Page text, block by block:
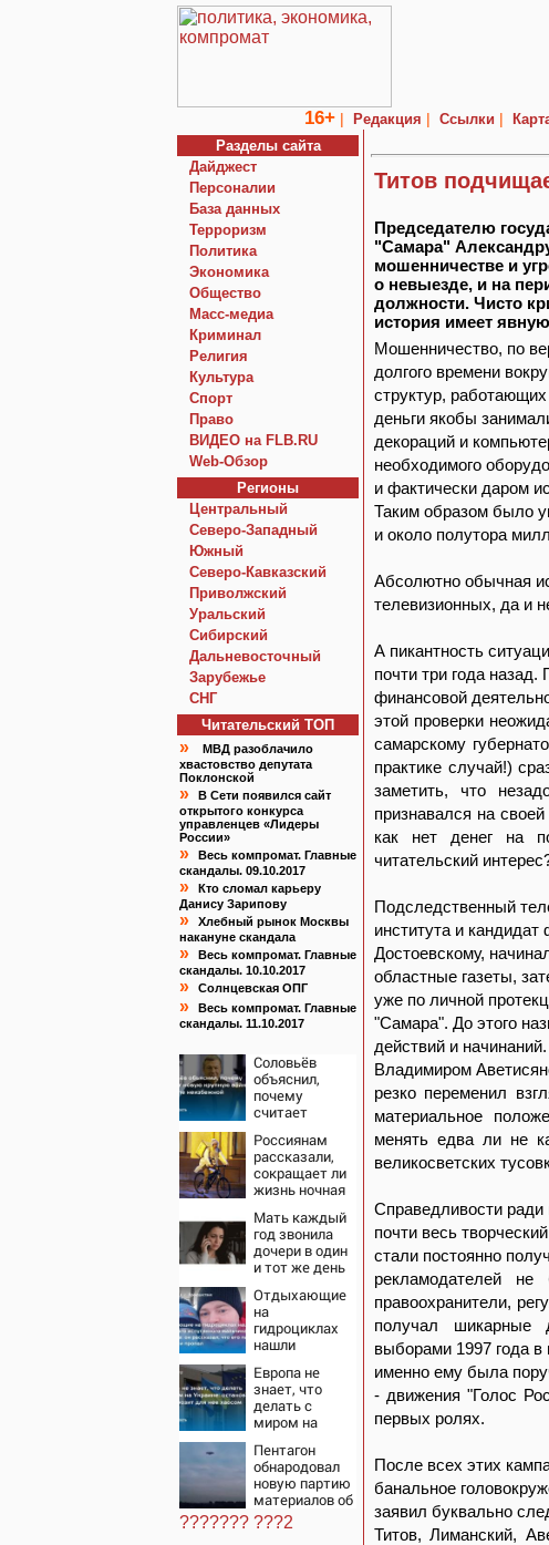
16+ | Редакция | Ссылки |
Разделы сайта
Дайджест
Персоналии
База данных
Терроризм
Политика
Экономика
Общество
Macc-медиа
Криминал
Религия
Культура
Спорт
Право
ВИДЕО на FLB.RU
Web-Обзор
Регионы
Центральный
Северо-Западный
Южный
Северо-Кавказский
Приволжский
Уральский
Сибирский
Дальневосточный
Зарубежье
СНГ
Читательский TOП
»
МВД разоблачило
хвастовство депутата
Поклонской
»
В Сети появился сайт
открытого конкурса
управленцев «Лидеры
России»
»
Весь компромат. Главные
скандалы. 09.10.2017
»
Кто сломал карьеру
Данису Зарипову
»
Хлебный рынок Москвы
накануне скандала
»
Весь компромат. Главные
скандалы. 10.10.2017
» Солнцевская ОПГ
»
Весь компромат. Главные
скандалы. 11.10.2017
Соловьёв
объяснил,
почему
считает
крупную
войну в
Европе
неизбежной
Россиянам
рассказали,
сокращает ли
жизнь ночная
Мать каждый
год звонила
дочери в один
и тот же день
причина
раскрылась
слишком
поздно:
история одной
семьи
Отдыхающие
на
гидроциклах
нашли
испуганного
мальчика на
лодке: он
рассказал, что
его папа
нырнул и
пропал
Европа не
знает, что
делать с
миром на
остановка
боев грозит
для нее
хаосом
Пентагон
обнародовал
новую партию
материалов об
НЛО - Новости
на Вести.ru
??????? ???2
Титов
Председателю
"Самара"
мошенничестве и
о невыезде, и на
должности. Чисто
история имеет
Мошенничество, по
долгого времени
структур,
деньги якобы
декораций и
необходимого
и фактически даром
Таким образом было
и около полутора
Абсолютно обычная
телевизионных, да и
А пикантность
почти три года
финансовой
этой проверки
самарскому
практике случай!)
заметить, что
признавался на
как нет денег на
читательский
Подследственный
института и
Достоевскому,
областные газеты,
уже по личной
"Самара". До этого
действий и
Владимиром
резко переменил
материальное
менять едва ли не
великосветских
Справедливости
почти весь
стали постоянно
рекламодателей
правоохранители,
получал шикарные
выборами 1997 года в
именно ему была
- движения "Голос
первых ролях.
После всех этих
банальное
заявил буквально
Титов, Лиманский,